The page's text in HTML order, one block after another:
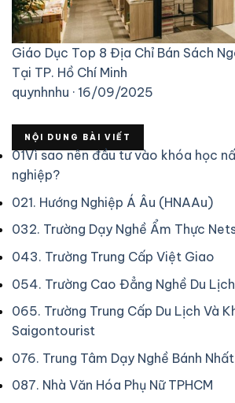
Giáo Dục Top 8 Địa Chỉ Bán Sách
Tại TP. Hồ Chí Minh
quynhnhu · 16/09/2025
NỘI DUNG BÀI VIẾT
01Vì sao nên đầu tư vào khóa học
nghiệp?
021. Hướng Nghiệp Á Âu (HNAAu)
032. Trường Dạy Nghề Ẩm Thực
043. Trường Trung Cấp Việt Giao
054. Trường Cao Đẳng Nghề Du
065. Trường Trung Cấp Du Lịch Và
Saigontourist
076. Trung Tâm Dạy Nghề Bánh
087. Nhà Văn Hóa Phụ Nữ TPHCM